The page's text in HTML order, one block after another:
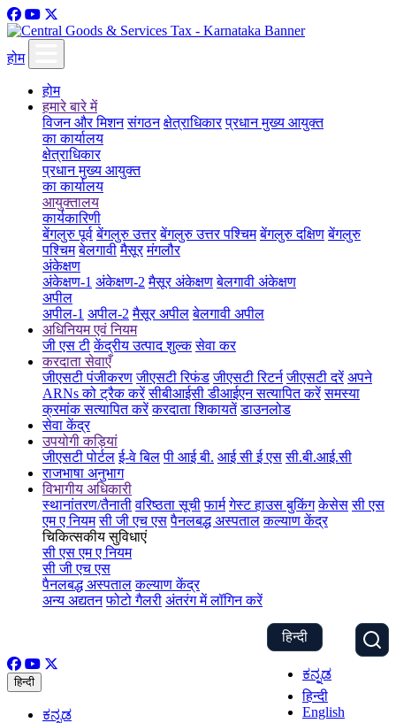
होम
होम
हमारे बारे में
विजन और मिशन संगठन क्षेत्राधिकार प्रधान मुख्य आयुक्त
का कार्यालय
क्षेत्राधिकार
प्रधान मुख्य आयुक्त
का कार्यालय
आयुक्तालय
कार्यकारिणी
बेंगलुरु पूर्व बेंगलुरु उत्तर बेंगलुरु उत्तर पश्चिम बेंगलुरु दक्षिण बेंगलुरु
पश्चिम बेलगावी मैसूर मंगलौर
अंकेक्षण
अंकेक्षण-1 अंकेक्षण-2 मैसूर अंकेक्षण बेलगावी अंकेक्षण
अपील
अपील-1 अपील-2 मैसूर अपील बेलगावी अपील
अधिनियम एवं नियम
जी एस टी केंद्रीय उत्पाद शुल्क सेवा कर
करदाता सेवाएँ
जीएसटी पंजीकरण जीएसटी रिफंड जीएसटी रिटर्न जीएसटी दरें अपने
ARNs को ट्रैक करें सीबीआईसी डीआईएन सत्यापित करें समस्या
क्रमांक सत्यापित करें करदाता शिकायतें डाउनलोड
सेवा केंद्र
उपयोगी कड़ियां
जीएसटी पोर्टल ई-वे बिल पी आई बी. आई सी ई एस सी.बी.आई.सी
राजभाषा अनुभाग
विभागीय अधिकारी
स्थानांतरण/तैनाती वरिष्ठता सूची फार्म गेस्ट हाउस बुकिंग केसेस सी एस
एम ए नियम सी जी एच एस पैनलबद्ध अस्पताल कल्याण केंद्र
चिकित्सकीय सुविधाएं
सी एस एम ए नियम
सी जी एच एस
पैनलबद्ध अस्पताल कल्याण केंद्र
अन्य अद्यतन फोटो गैलरी अंतरंग में लॉगिन करें
हिन्दी
ಕನ್ನಡ
हिन्दी
English
हिन्दी
ಕನ್ನಡ